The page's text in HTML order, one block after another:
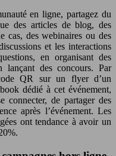
en ligne, partagez du
des articles de blog, des
cas, des webinaires ou des
et les interactions
en organisant des
lançant des concours. Par
QR sur un flyer d’un
dédié à cet événement,
connecter, de partager des
après l’événement. Les
ont tendance à avoir un